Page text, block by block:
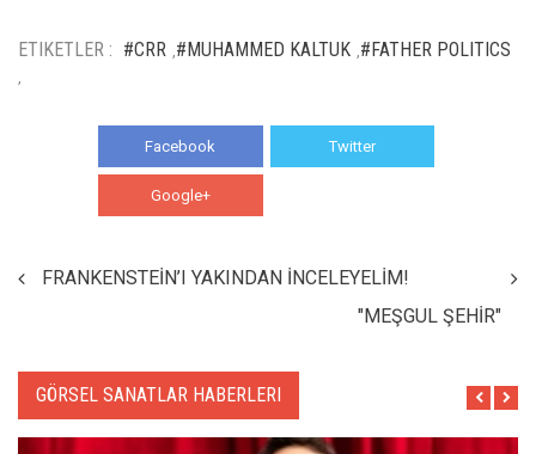
ETIKETLER : #CRR #MUHAMMED KALTUK #FATHER POLITICS
Facebook Twitter
Google+
FRANKENSTEİN’I YAKINDAN İNCELEYELİM!
"MEŞGUL ŞEHİR"
GÖRSEL SANATLAR HABERLERI